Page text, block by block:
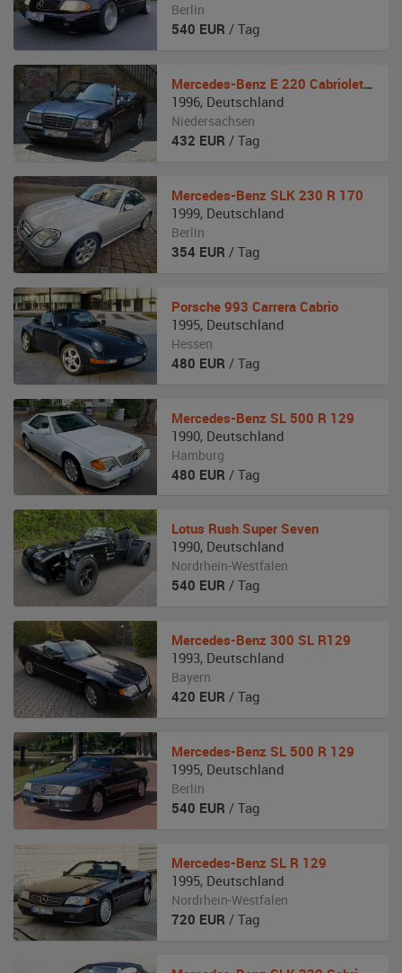
Berlin
540 EUR / Tag
Mercedes-Benz E 220 Cabriolet A 124
1996, Deutschland
Niedersachsen
432 EUR / Tag
Mercedes-Benz SLK 230 R 170
1999, Deutschland
Berlin
354 EUR / Tag
Porsche 993 Carrera Cabrio
1995, Deutschland
Hessen
480 EUR / Tag
Mercedes-Benz SL 500 R 129
1990, Deutschland
Hamburg
480 EUR / Tag
Lotus Rush Super Seven
1990, Deutschland
Nordrhein-Westfalen
540 EUR / Tag
Mercedes-Benz 300 SL R129
1993, Deutschland
Bayern
420 EUR / Tag
Mercedes-Benz SL 500 R 129
1995, Deutschland
Berlin
540 EUR / Tag
Mercedes-Benz SL R 129
1995, Deutschland
Nordrhein-Westfalen
720 EUR / Tag